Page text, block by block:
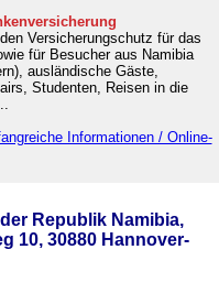
Versicherungschutz für das
für Besucher aus Namibia
ausländische Gäste,
Studenten, Reisen in die
Informationen / Online-
Republik Namibia,
10, 30880 Hannover-